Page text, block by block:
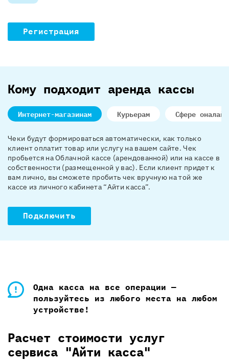
Регистрация
Кому подходит аренда кассы
Интернет-магазинам Курьерам Сфере
Чеки будут формироваться автоматически, как только
клиент оплатит товар или услугу на вашем сайте. Чек
пробьется на Облачной кассе (арендованной) или на кассе в
собственности (размещенной у вас). Если клиент придет к
вам лично, вы сможете пробить чек вручную на той же
кассе из личного кабинета “Айти касса”.
Подключить
Одна касса на все операции —
пользуйтесь из любого места на любом
устройстве!
Расчет стоимости услуг
сервиса "Айти касса"